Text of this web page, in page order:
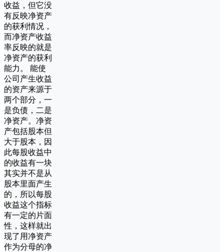
收益，但它没
有反映净资产
的获利情况，
而净资产收益
率反映的就是
净资产的获利
能力。 能使
公司产生收益
的资产来源于
两个部分，一
是负债，二是
净资产。净资
产包括股本但
大于股本，因
此每股收益中
的收益有一块
其实并不是从
股本里面产生
的，所以每股
收益这个指标
有一定的片面
性，这样就出
现了用净资产
作为分母的净